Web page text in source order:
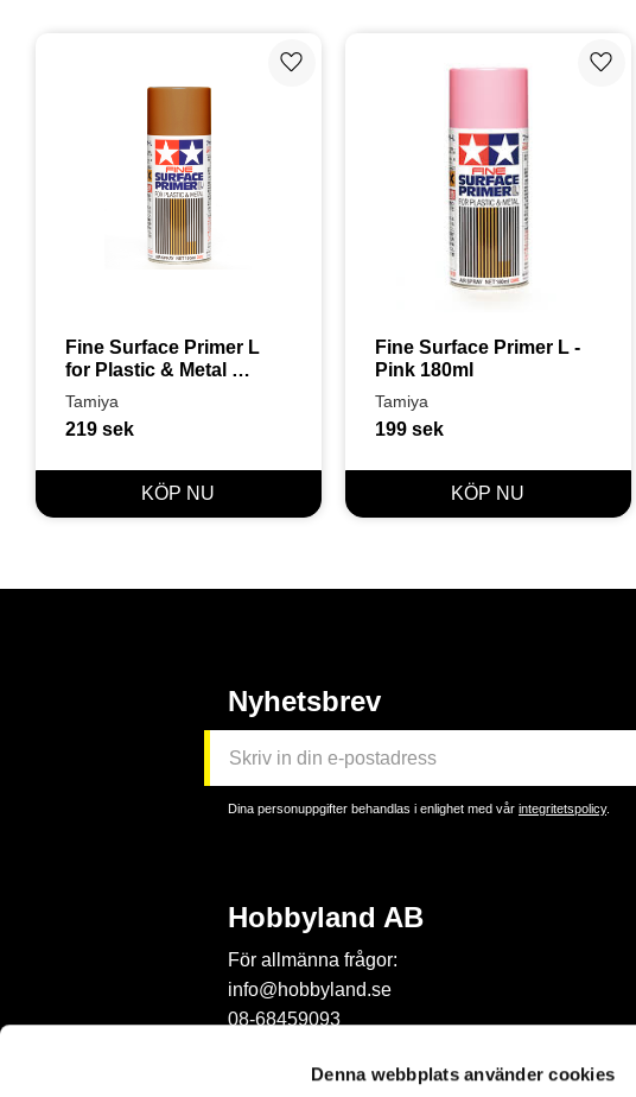
Denna webbplats använder cookies
Fine Surface Primer L
for Plastic & Metal
(Oxide Red)
Tamiya
219 sek
Lägg till i favoriter
Fine Surface Primer L -
Pink 180ml
Tamiya
199sek
Nyhetsbrev
Dina personuppgifter behandlas i enlighet med vår integritetspolicy.
Hobbyland AB
För allmänna frågor:
info@hobbyland.se
08-68459093
order@hobbyland.se